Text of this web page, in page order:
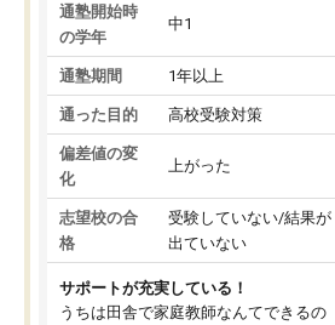
通塾開始時
の学年
中1
通塾期間 1年以上
通った目的 高校受験対策
偏差値の変
化
上がった
志望校の合
格
受験していない/結果が
出ていない
サポートが充実している！
うちは田舎で家庭教師なんてできるの